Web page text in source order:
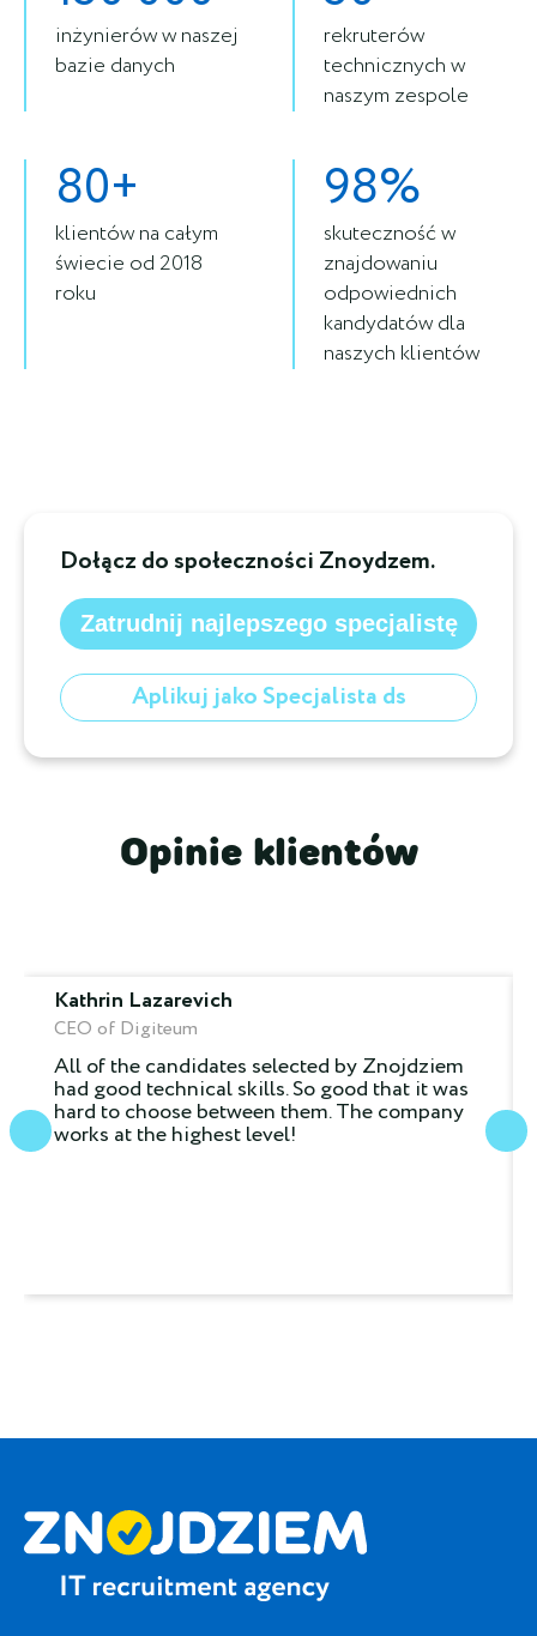
inżynierów w naszej
bazie danych
rekruterów
technicznych w
naszym zespole
80+
klientów na całym
świecie od 2018
roku
98%
skuteczność w
znajdowaniu
odpowiednich
kandydatów dla
naszych klientów
Dołącz do społeczności Znoydzem.
Zatrudnij najlepszego specjalistę
Aplikuj jako Specjalista ds
Opinie klientów
Kathrin Lazarevich
CEO of Digiteum
All of the candidates selected by Znojdziem
had good technical skills. So good that it was
hard to choose between them. The company
works at the highest level!